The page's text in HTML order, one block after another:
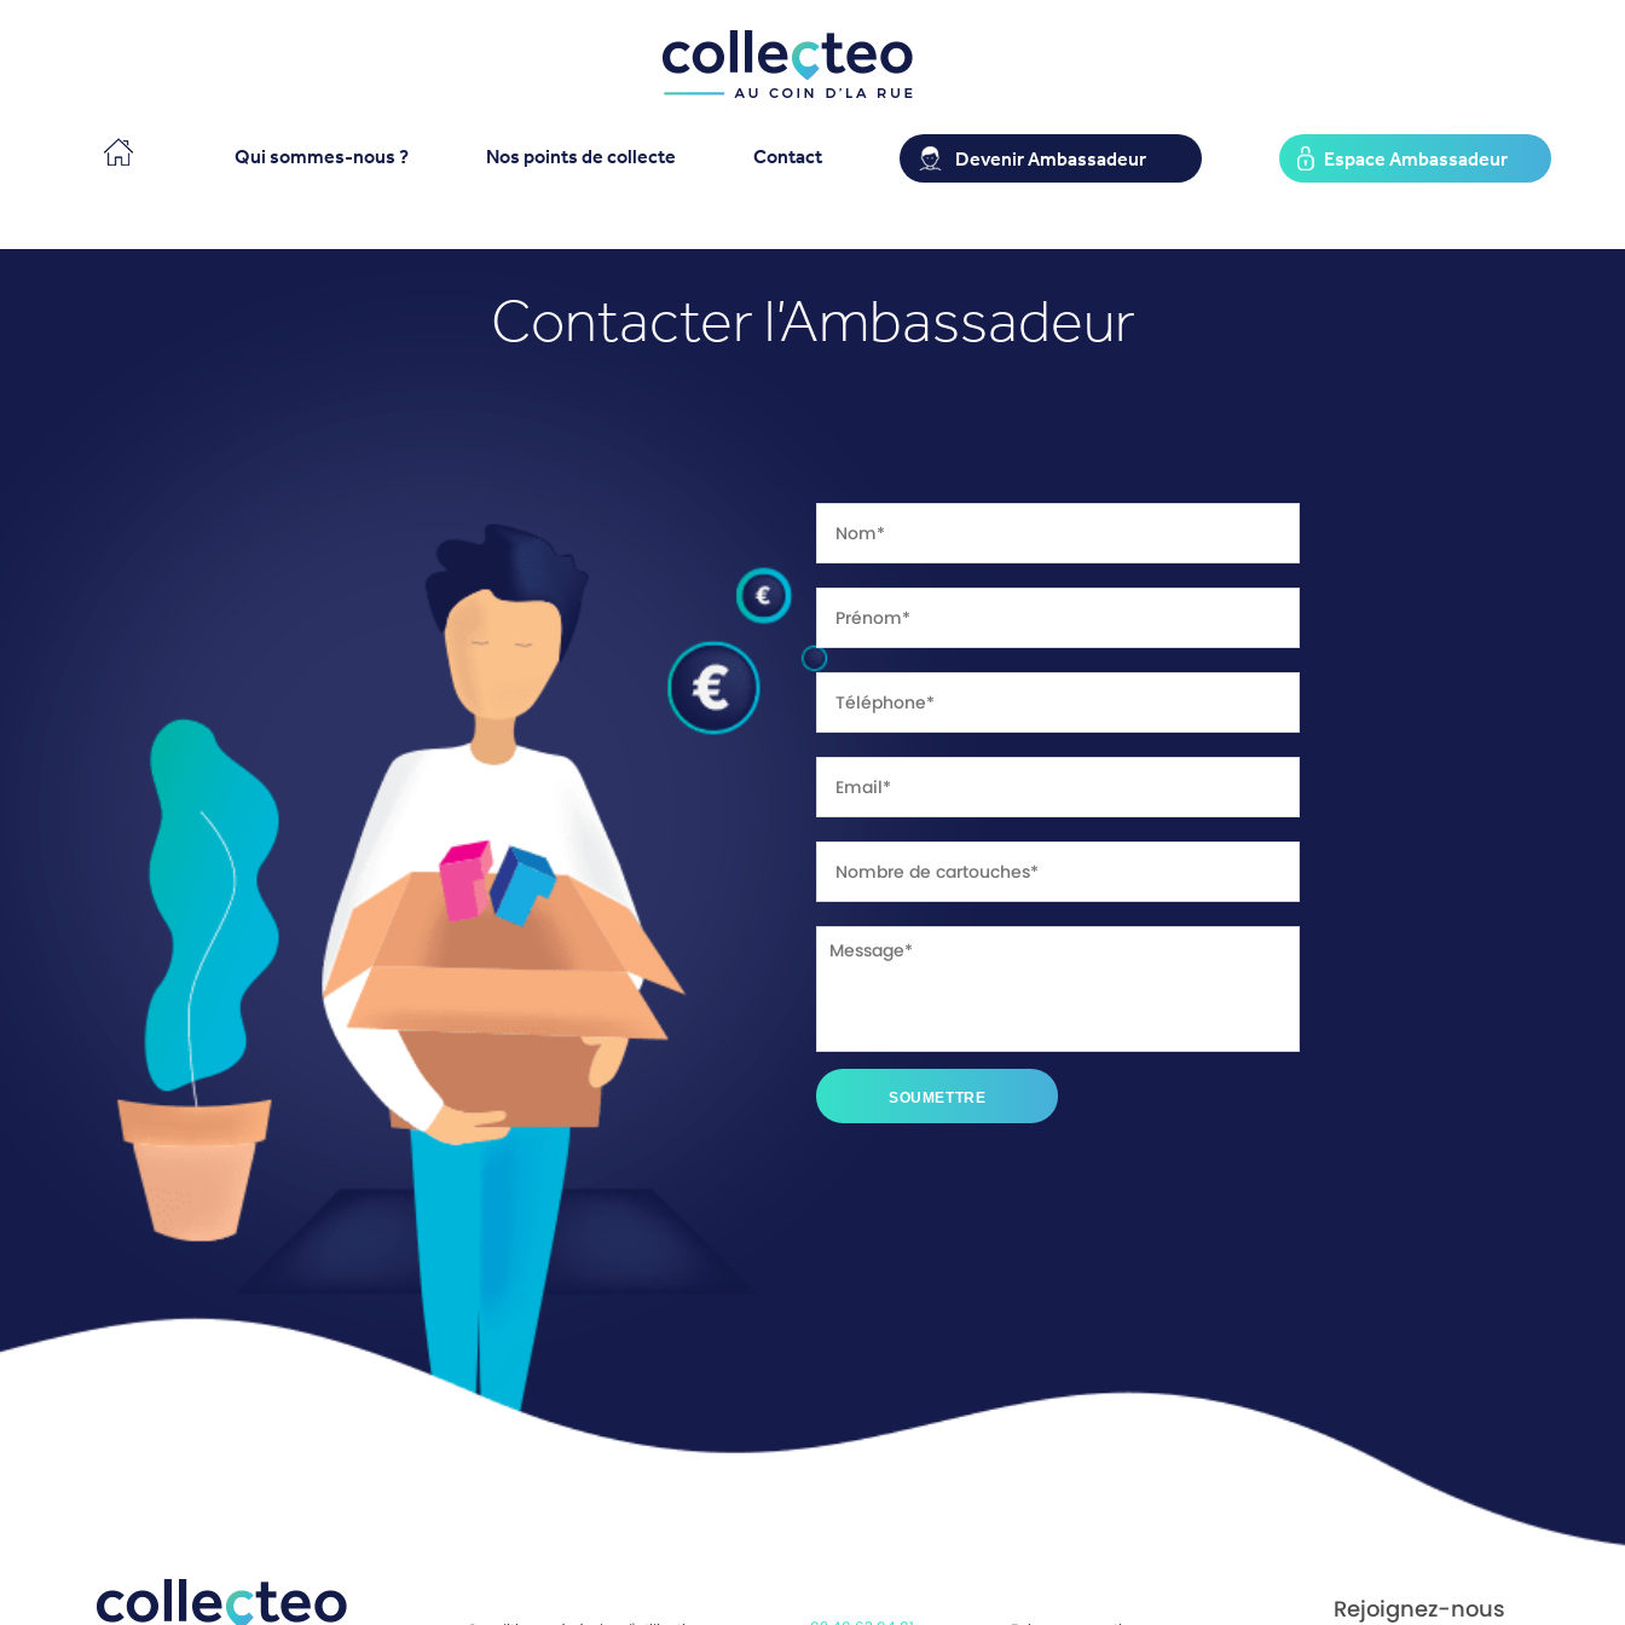
Collecteo Qui sommes-nous ? Nos points de collecte Contact Devenir Ambassadeur Espace Ambassadeur
Contacter l’Ambassadeur
Rejoignez-nous